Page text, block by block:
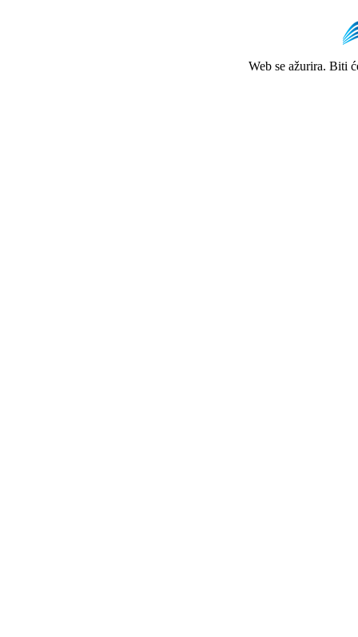
Web se ažurira. Biti